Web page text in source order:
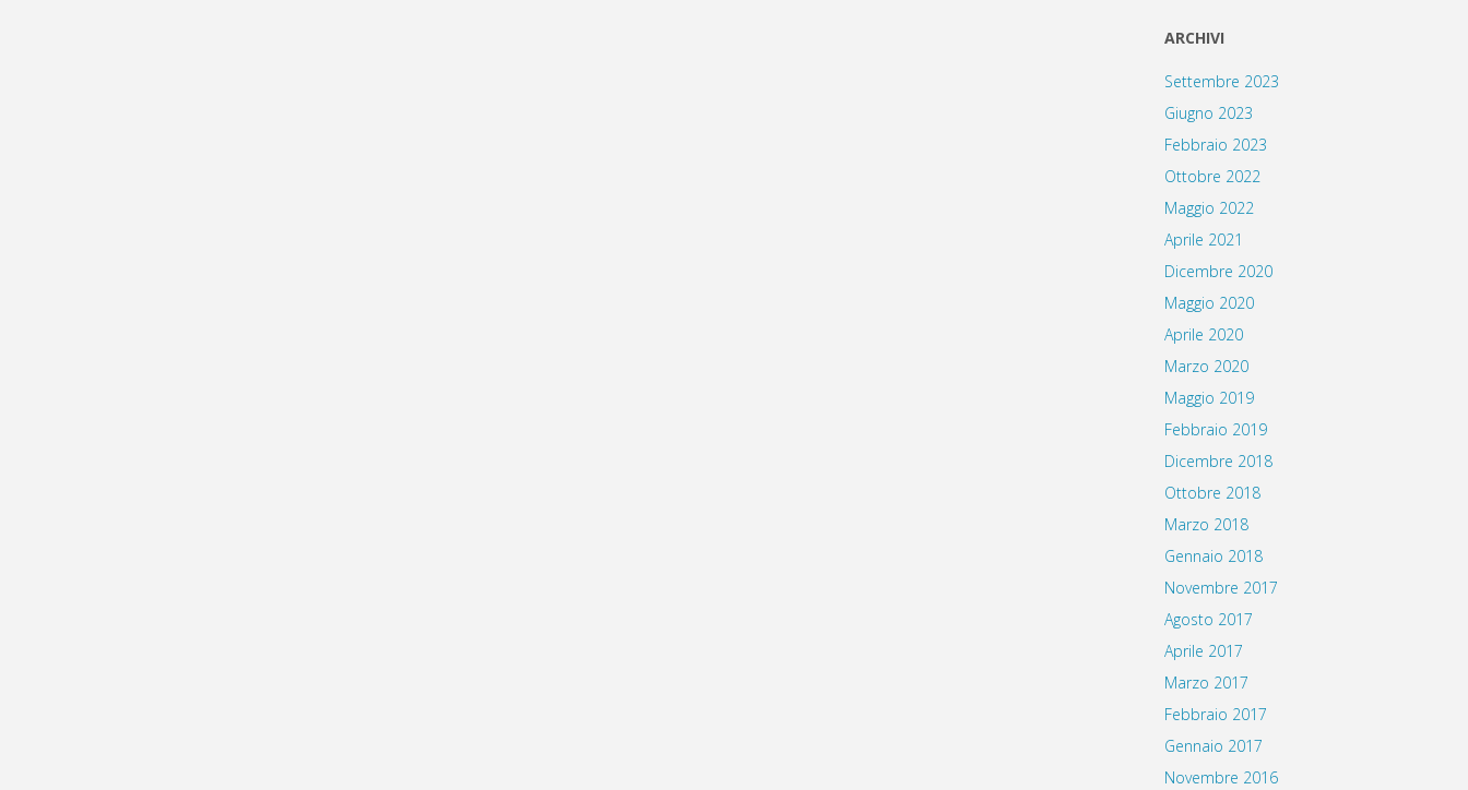
ARCHIVI
Settembre 2023
Giugno 2023
Febbraio 2023
Ottobre 2022
Maggio 2022
Aprile 2021
Dicembre 2020
Maggio 2020
Aprile 2020
Marzo 2020
Maggio 2019
Febbraio 2019
Dicembre 2018
Ottobre 2018
Marzo 2018
Gennaio 2018
Novembre 2017
Agosto 2017
Aprile 2017
Marzo 2017
Febbraio 2017
Gennaio 2017
Novembre 2016